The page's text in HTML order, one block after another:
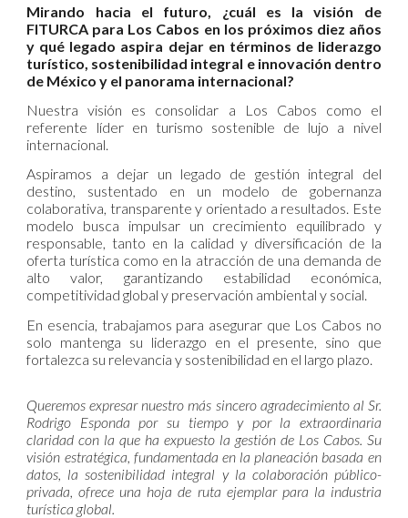
Mirando hacia el futuro, ¿cuál es la visión de
FITURCA para Los Cabos en los próximos diez años
y qué legado aspira dejar en términos de liderazgo
turístico, sostenibilidad integral e innovación dentro
de México y el panorama internacional?
Nuestra visión es consolidar a Los Cabos como el
referente líder en turismo sostenible de lujo a nivel
internacional.
Aspiramos a dejar un legado de gestión integral del
destino, sustentado en un modelo de gobernanza
colaborativa, transparente y orientado a resultados. Este
modelo busca impulsar un crecimiento equilibrado y
responsable, tanto en la calidad y diversificación de la
oferta turística como en la atracción de una demanda de
alto valor, garantizando estabilidad económica,
competitividad global y preservación ambiental y social.
En esencia, trabajamos para asegurar que Los Cabos no
solo mantenga su liderazgo en el presente, sino que
fortalezca su relevancia y sostenibilidad en el largo plazo.
Queremos expresar nuestro más sincero agradecimiento al Sr.
Rodrigo Esponda por su tiempo y por la extraordinaria
claridad con la que ha expuesto la gestión de Los Cabos. Su
visión estratégica, fundamentada en la planeación basada en
datos, la sostenibilidad integral y la colaboración público-
privada, ofrece una hoja de ruta ejemplar para la industria
turística global.